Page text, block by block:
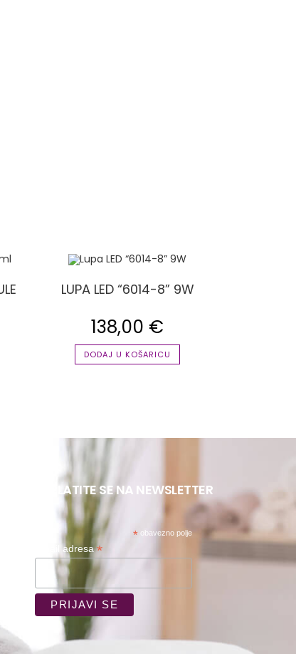
LUPA LED “6014-8” 9W
138,00 €
DODAJ U KOŠARICU
PRETPLATITE SE NA NEWSLETTER
*obavezno polje
Email adresa*